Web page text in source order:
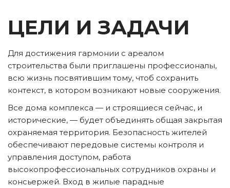
ЦЕЛИ И ЗАДАЧИ
Для достижения гармонии с ареалом
строительства были приглашены профессионалы,
всю жизнь посвятившим тому, чтоб сохранить
контекст, в котором возникают новые сооружения.
Все дома комплекса — и строящиеся сейчас, и
исторические, — будет объединять общая закрытая
охраняемая территория. Безопасность жителей
обеспечивают передовые системы контроля и
управления доступом, работа
высокопрофессиональных сотрудников охраны и
консьержей. Вход в жилые парадные